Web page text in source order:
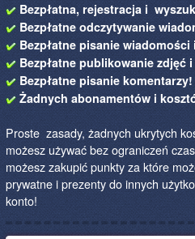
Bezpłatna, rejestracja i
Bezpłatne odczytywanie
Bezpłatne pisanie wiadomości
Bezpłatne publikowanie zdjęć
Bezpłatne pisanie komentarzy!
Żadnych abonamentów i
Proste zasady, żadnych ukrytych
możesz używać bez ograniczeń
możesz zakupić punkty za które
prywatne i prezenty do innych
konto!